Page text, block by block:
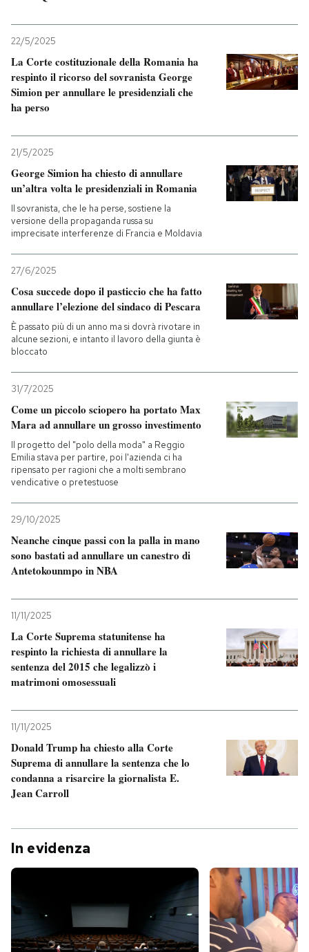
22/5/2025
La Corte costituzionale della Romania ha
respinto il ricorso del sovranista George
Simion per annullare le presidenziali che
ha perso
21/5/2025
George Simion ha chiesto di annullare
un’altra volta le presidenziali in Romania
Il sovranista, che le ha perse, sostiene la
versione della propaganda russa su
imprecisate interferenze di Francia e Moldavia
27/6/2025
Cosa succede dopo il pasticcio che ha fatto
annullare l’elezione del sindaco di Pescara
È passato più di un anno ma si dovrà rivotare in
alcune sezioni, e intanto il lavoro della giunta è
bloccato
31/7/2025
Come un piccolo sciopero ha portato Max
Mara ad annullare un grosso investimento
Il progetto del "polo della moda" a Reggio
Emilia stava per partire, poi l'azienda ci ha
ripensato per ragioni che a molti sembrano
vendicative o pretestuose
29/10/2025
Neanche cinque passi con la palla in mano
sono bastati ad annullare un canestro di
Antetokounmpo in NBA
11/11/2025
La Corte Suprema statunitense ha
respinto la richiesta di annullare la
sentenza del 2015 che legalizzò i
matrimoni omosessuali
11/11/2025
Donald Trump ha chiesto alla Corte
Suprema di annullare la sentenza che lo
condanna a risarcire la giornalista E.
Jean Carroll
In evidenza